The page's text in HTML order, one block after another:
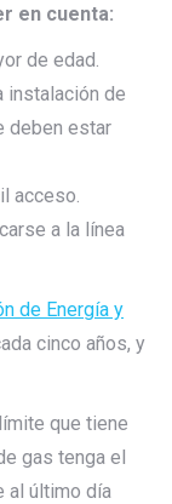
en cuenta:
de edad.
instalación de
deben estar
acceso.
a la línea
de Energía y
cinco años, y
que tiene
gas tenga el
al último día